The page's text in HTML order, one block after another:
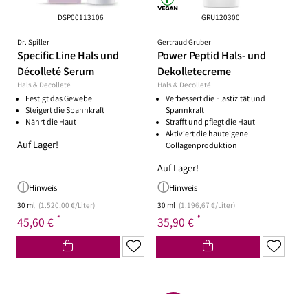
DSP00113106
Dr. Spiller
Specific Line Hals und
Décolleté Serum
Hals & Decolleté
Festigt das Gewebe
Steigert die Spannkraft
Nährt die Haut
Auf Lager!
Hinweis
30 ml (1.520,00 €/Liter)
45,60 € *
GRU120300
Gertraud Gruber
Power Peptid Hals- und
Dekolletecreme
Hals & Decolleté
Verbessert die Elastizität und
Spannkraft
Strafft und pflegt die Haut
Aktiviert die hauteigene
Collagenproduktion
Auf Lager!
Hinweis
30 ml (1.196,67 €/Liter)
35,90 € *